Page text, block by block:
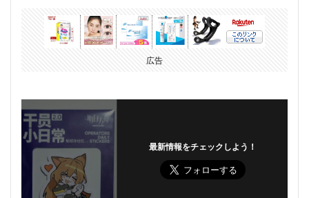
広告
最新情報をチェックしよう！